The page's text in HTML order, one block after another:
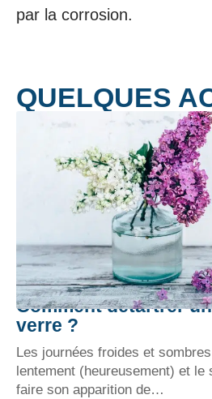
par la corrosion.
QUELQUES
Comment détartrer
verre ?
Les journées froides et
lentement (heureusement) et le
faire son apparition de…